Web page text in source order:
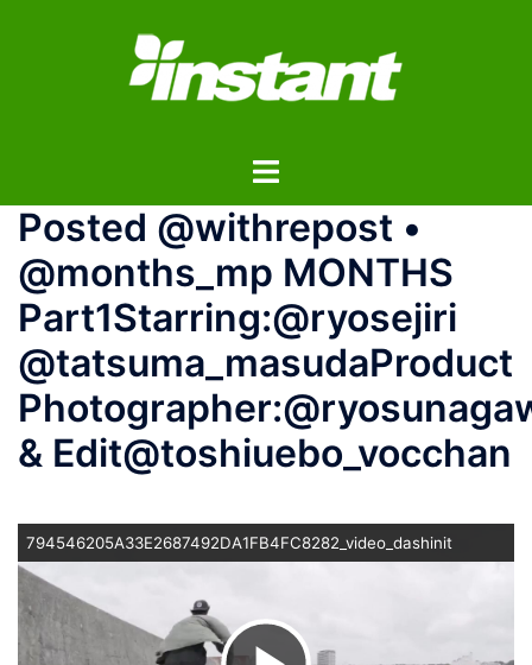
ス
ト
ル
ニ
ュ
️‍️‍️‍Posted @withrepost •
@months_mp MONTHS
Part1Starring:@ryosejiri
@tatsuma_masudaProduct
& Edit@toshiuebo_vocchan
794546205A33E2687492DA1FB4FC8282_video_dashinit